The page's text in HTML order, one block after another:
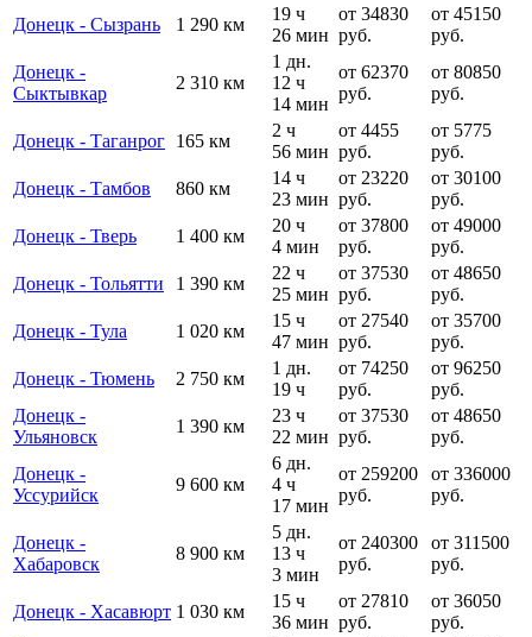
Донецк - Сызрань
1 290 км
19 ч
26 мин
от 34830
руб.
от 45150
руб.
Донецк -
Сыктывкар
2 310 км
1 дн.
12 ч
14 мин
от 62370
руб.
от 80850
руб.
Донецк - Таганрог 165 км
2 ч
56 мин
от 4455
руб.
от 5775
руб.
Донецк - Тамбов
860 км
14 ч
23 мин
от 23220
руб.
от 30100
руб.
Донецк - Тверь
1 400 км
20 ч
4 мин
от 37800
руб.
от 49000
руб.
Донецк - Тольятти
1 390 км
22 ч
25 мин
от 37530
руб.
от 48650
руб.
Донецк - Тула
1 020 км
15 ч
47 мин
от 27540
руб.
от 35700
руб.
Донецк - Тюмень
2 750 км
1 дн.
19 ч
от 74250
руб.
от 96250
руб.
Донецк -
Ульяновск
1 390 км
23 ч
22 мин
от 37530
руб.
от 48650
руб.
Донецк -
Уссурийск
9 600 км
6 дн.
4 ч
17 мин
от 259200
руб.
от 336000
руб.
Донецк -
Хабаровск
8 900 км
5 дн.
13 ч
3 мин
от 240300
руб.
от 311500
руб.
Донецк - Хасавюрт 1 030 км
15 ч
36 мин
от 27810
руб.
от 36050
руб.